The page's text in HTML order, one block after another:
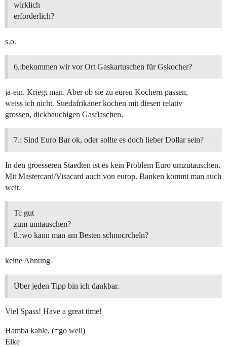
wirklich
erforderlich?
s.o.
6.:bekommen wir vor Ort Gaskartuschen für Gskocher?
ja-ein. Kriegt man. Aber ob sie zu euren Kochern passen,
weiss ich nicht. Suedafrikaner kochen mit diesen relativ
grossen, dickbauchigen Gasflaschen.
7.: Sind Euro Bar ok, oder sollte es doch lieber Dollar sein?
In den groesseren Staedten ist es kein Problem Euro umzutauschen.
Mit Mastercard/Visacard auch von europ. Banken kommt man auch
weit.
Tc gut
zum umtauschen?
8.:wo kann man am Besten schnocrcheln?
keine Ahnung
Über jeden Tipp bin ich dankbar.
Viel Spass! Have a great time!
Hamba kahle, (=go well)
Elke